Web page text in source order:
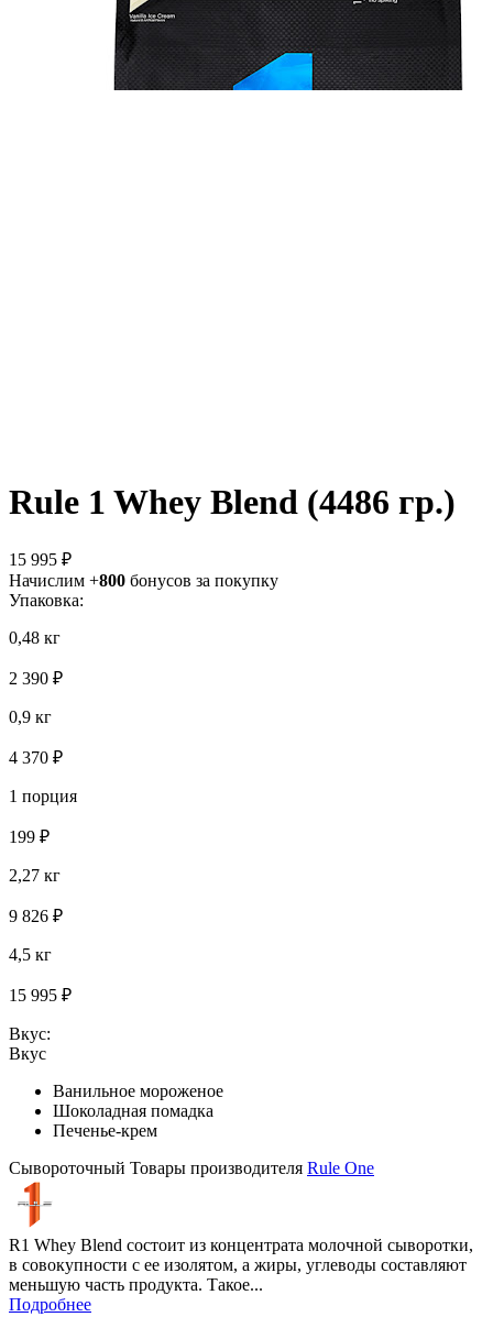
Rule 1 Whey Blend (4486 гр.)
15 995 ₽
Начислим +800 бонусов за покупку
Упаковка:
0,48 кг
2 390 ₽
0,9 кг
4 370 ₽
1 порция
199 ₽
2,27 кг
9 826 ₽
4,5 кг
15 995 ₽
Вкус:
Вкус
Ванильное мороженое
Шоколадная помадка
Печенье-крем
Сывороточный Товары производителя Rule One
R1 Whey Blend состоит из концентрата молочной сыворотки,
в совокупности с ее изолятом, а жиры, углеводы составляют
меньшую часть продукта. Такое...
Подробнее